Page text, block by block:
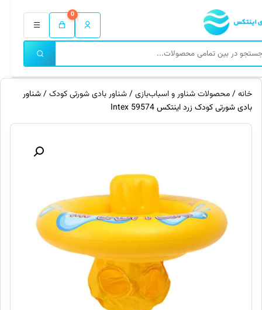
0
خانه/محصولات شناور و اسباب‌بازی/شناور بادی شورتی کودک/ شناور
بادی شورتی کودک زرد اینتکس 59574 Intex